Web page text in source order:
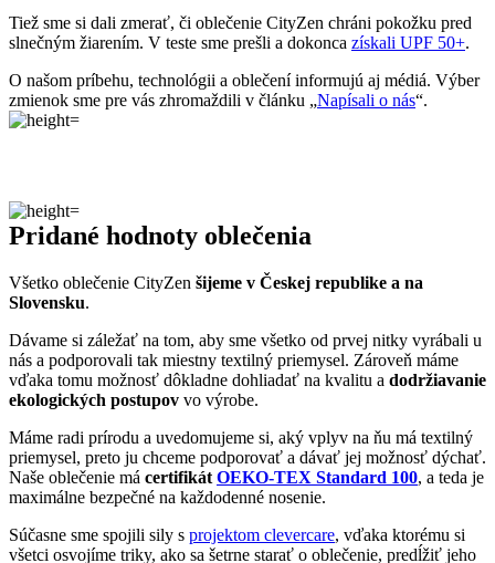
Pridané hodnoty oblečenia
Všetko oblečenie CityZen
vďaka tomu možnosť dôkladne dohliadať na kvalitu a
ekologických postupovvo výrobe.
Máme radi prírodu a uvedomujeme si, aký vplyv na ňu má textilný
priemysel, preto ju chceme podporovať a dávať jej možnosť dýchať.
Naše oblečenie má
maximálne bezpečné na každodenné nosenie.
Súčasne sme spojili sily sprojektom clevercare, vďaka ktorému si
všetci osvojíme triky, ako sa šetrne starať o oblečenie, predĺžiť jeho
životnosť a uľaviť životnému prostrediu
.Všetko o výrobe sa dozviete na stránkePríbeh trička.
AGEN